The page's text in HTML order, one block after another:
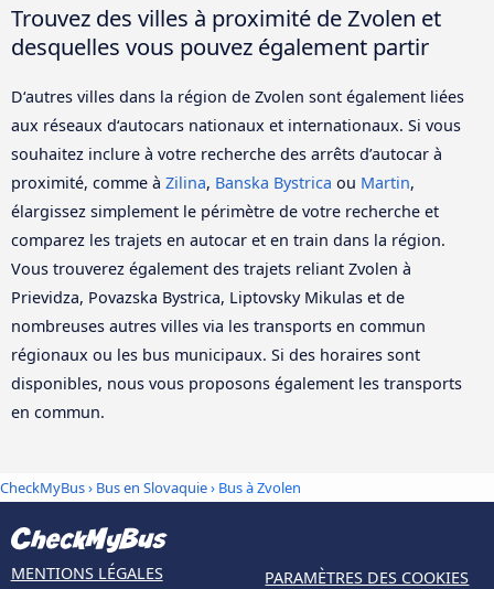
Trouvez des villes à proximité de Zvolen et
desquelles vous pouvez également partir
D‘autres villes dans la région de Zvolen sont également liées
aux réseaux d‘autocars nationaux et internationaux. Si vous
souhaitez inclure à votre recherche des arrêts d’autocar à
proximité, comme à Zilina, Banska Bystrica ou Martin,
élargissez simplement le périmètre de votre recherche et
comparez les trajets en autocar et en train dans la région.
Vous trouverez également des trajets reliant Zvolen à
Prievidza, Povazska Bystrica, Liptovsky Mikulas et de
nombreuses autres villes via les transports en commun
régionaux ou les bus municipaux. Si des horaires sont
disponibles, nous vous proposons également les transports
en commun.
CheckMyBus› Bus en Slovaquie› Bus à Zvolen
MENTIONS LÉGALES PARAMÈTRES DES COOKIES